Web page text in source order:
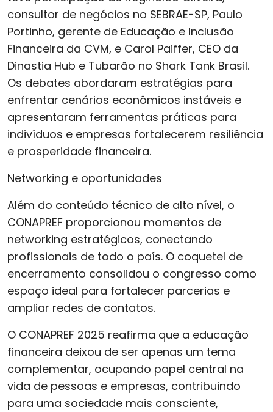
consultor de negócios no SEBRAE-SP, Paulo
Portinho, gerente de Educação e Inclusão
Financeira da CVM, e Carol Paiffer, CEO da
Dinastia Hub e Tubarão no Shark Tank Brasil.
Os debates abordaram estratégias para
enfrentar cenários econômicos instáveis e
apresentaram ferramentas práticas para
indivíduos e empresas fortalecerem resiliência
e prosperidade financeira.
Networking e oportunidades
Além do conteúdo técnico de alto nível, o
CONAPREF proporcionou momentos de
networking estratégicos, conectando
profissionais de todo o país. O coquetel de
encerramento consolidou o congresso como
espaço ideal para fortalecer parcerias e
ampliar redes de contatos.
O CONAPREF 2025 reafirma que a educação
financeira deixou de ser apenas um tema
complementar, ocupando papel central na
vida de pessoas e empresas, contribuindo
para uma sociedade mais consciente,